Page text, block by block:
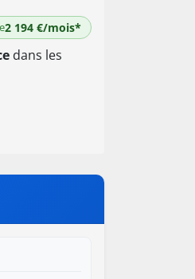
2 194 €/mois*
dans les